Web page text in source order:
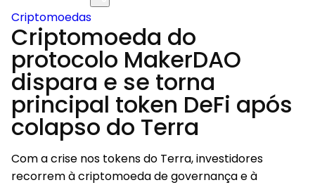
Criptomoedas
Criptomoeda do
protocolo MakerDAO
dispara e se torna
principal token DeFi após
colapso do Terra
Com a crise nos tokens do Terra, investidores
recorrem à criptomoeda de governança e à